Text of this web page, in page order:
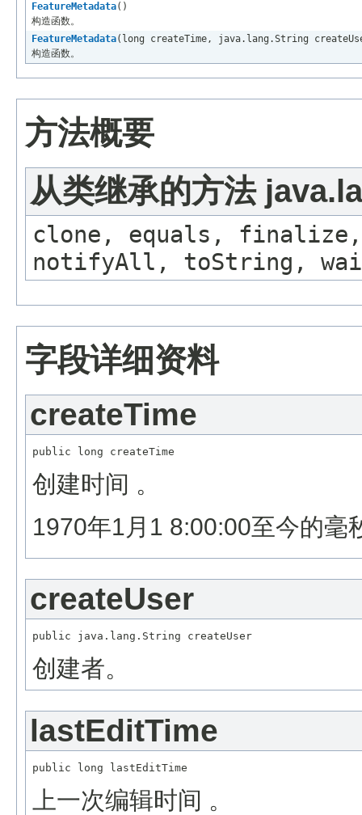
FeatureMetadata()
构造函数。
FeatureMetadata(long createTime, java.lang.String
构造函数。
方法概要
从类继承的方法
clone, equals, finalize,
notifyAll, toString,
字段详细资料
createTime
创建时间 。
1970年1月1 8:00:00至今的毫
createUser
创建者。
lastEditTime
上一次编辑时间 。